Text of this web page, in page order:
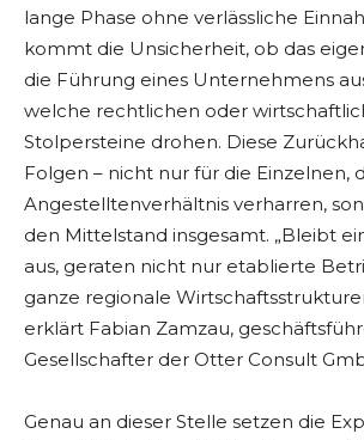
lange Phase ohne verlässliche
kommt die Unsicherheit, ob das
die Führung eines Unternehmens
welche rechtlichen oder
Stolpersteine drohen. Diese
Folgen – nicht nur für die Einzelnen,
Angestelltenverhältnis verharren,
den Mittelstand insgesamt. „Bleibt
aus, geraten nicht nur etablierte
ganze regionale
erklärt Fabian Zamzau,
Gesellschafter der Otter Consult
Genau an dieser Stelle setzen die